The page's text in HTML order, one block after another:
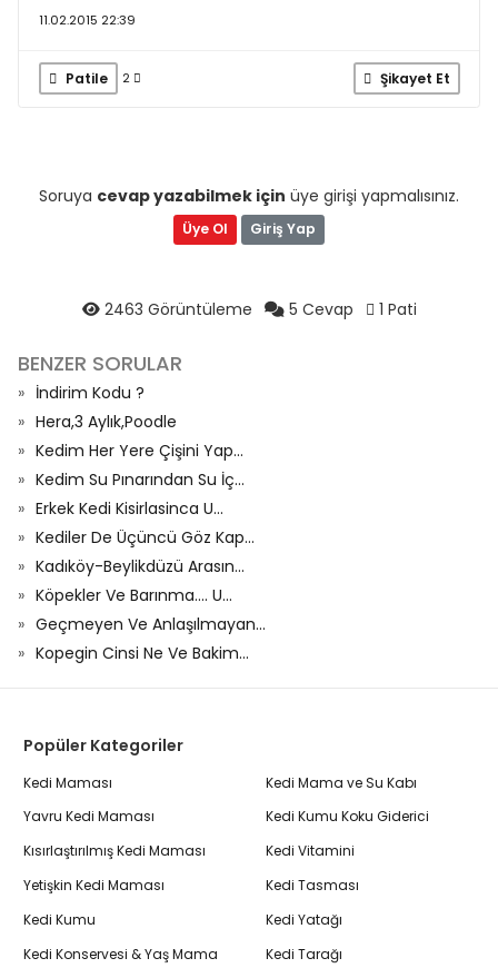
11.02.2015 22:39
Patile 2 Şikayet Et
Soruya cevap yazabilmek için üye girişi yapmalısınız.
Üye Ol Giriş Yap
2463 Görüntüleme 5 Cevap 1 Pati
BENZER SORULAR
İndirim Kodu ?
Hera,3 Aylık,Poodle
Kedim Her Yere Çişini Yap...
Kedim Su Pınarından Su İç...
Erkek Kedi Kisirlasinca U...
Kediler De Üçüncü Göz Kap...
Kadıköy-Beylikdüzü Arasın...
Köpekler Ve Barınma.... U...
Geçmeyen Ve Anlaşılmayan...
Kopegin Cinsi Ne Ve Bakim...
Popüler Kategoriler
Kedi Maması
Yavru Kedi Maması
Kısırlaştırılmış Kedi Maması
Yetişkin Kedi Maması
Kedi Kumu
Kedi Konservesi & Yaş Mama
Kedi Mama ve Su Kabı
Kedi Kumu Koku Giderici
Kedi Vitamini
Kedi Tasması
Kedi Yatağı
Kedi Tarağı